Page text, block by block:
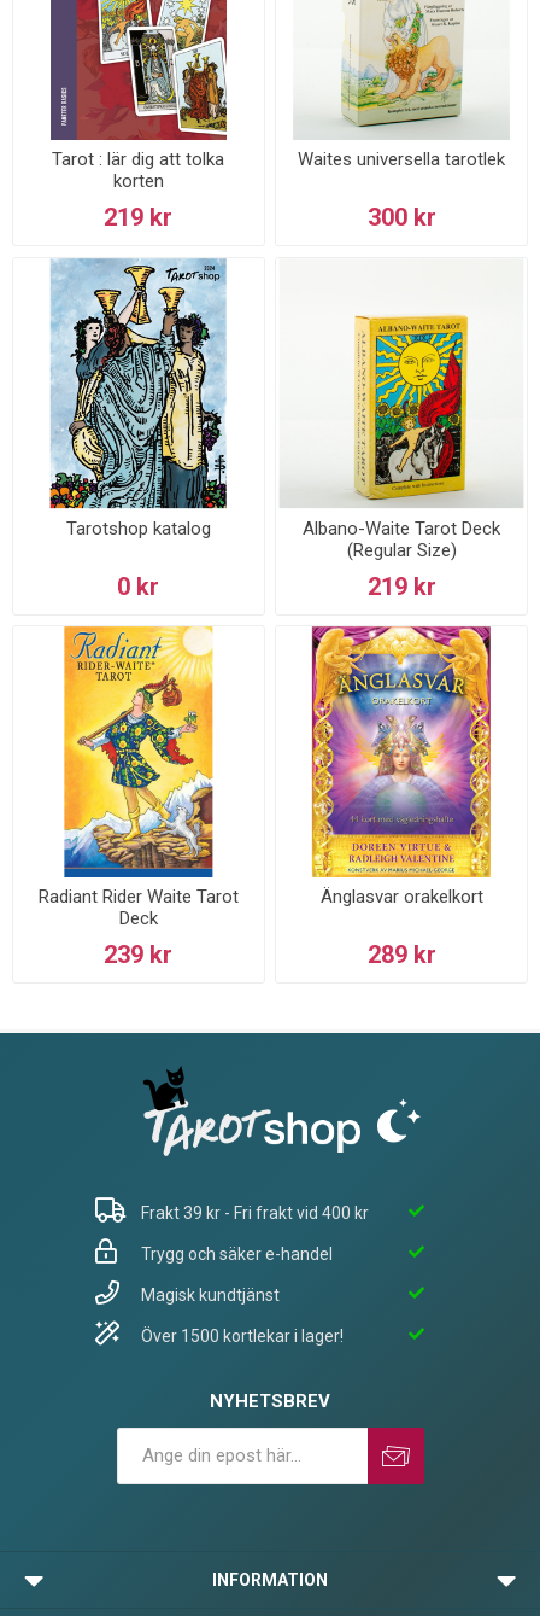
Tarot : lär dig att tolka
korten
219 kr
Waites universella tarotlek
300 kr
Tarotshop katalog
0 kr
Albano-Waite Tarot Deck
(Regular Size)
219 kr
Radiant Rider Waite Tarot
Deck
239 kr
Änglasvar orakelkort
289 kr
Frakt 39 kr - Fri frakt vid 400 kr
Trygg och säker e-handel
Magisk kundtjänst
Över 1500 kortlekar i lager!
NYHETSBREV
INFORMATION